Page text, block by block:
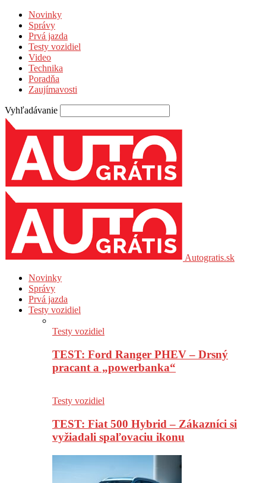
Novinky
Správy
Prvá jazda
Testy vozidiel
Video
Technika
Poradňa
Zaujímavosti
Vyhľadávanie
Autogratis.sk
Novinky
Správy
Prvá jazda
Testy vozidiel
Testy vozidiel
TEST: Ford Ranger PHEV – Drsný
pracant a „powerbanka“
Testy vozidiel
TEST: Fiat 500 Hybrid – Zákazníci si
vyžiadali spaľovaciu ikonu